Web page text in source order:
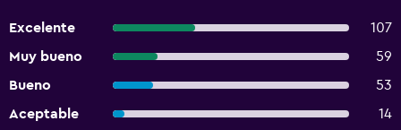
Excelente
107
Muy bueno
59
Bueno
53
Aceptable
14